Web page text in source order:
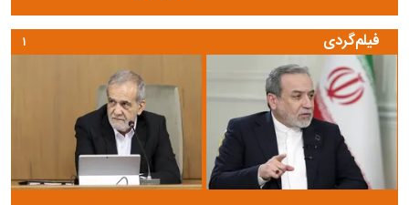
فیلم‌گردی ۱